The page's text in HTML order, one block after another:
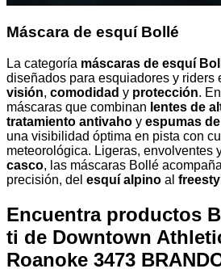
Máscara de esquí Bollé
La categoría máscaras de esquí
diseñados para esquiadores y riders
visión, comodidad y protección. En
máscaras que combinan lentes de
tratamiento antivaho y espumas
una visibilidad óptima en pista con
meteorológica. Ligeras, envolventes
casco, las máscaras Bollé
precisión, del esquí alpino al
Encuentra productos
ti de Downtown
Roanoke 3473